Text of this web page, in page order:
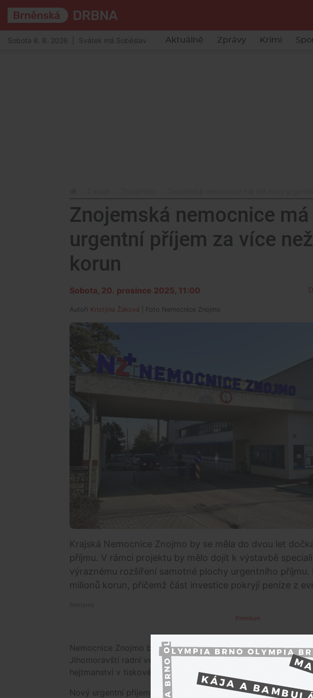
Sobota 8. 8. 2026 | Svátek má Soběslav Aktuálně Zprávy Krimi
Znojemská nemocnice
urgentní příjem za více
korun
Sobota, 20. prosince 2025, 11:00
Autoři Kristýna Žáková | Foto Nemocnice Znojmo
Krajská Nemocnice Znojmo by se měla do dvou let
příjmu. V rámci projektu by mělo dojít k výstavbě
výraznému rozšíření samotné plochy urgentního příjmu.
milionů korun, přičemž část investice pokryjí peníze z
Premium
Nemocnice Znojmo by se měla do dvou let dočkat nového
Jihomoravští radní ve čtvrtek schválili vypsání veřejné
hejtmanství v tiskové zprávě.
Nový urgentní příjem má umožnit rychlou a přesnou